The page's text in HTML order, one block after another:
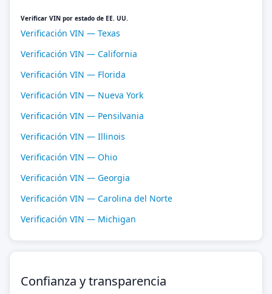
Verificar VIN por estado de EE. UU.
Verificación VIN — Texas
Verificación VIN — California
Verificación VIN — Florida
Verificación VIN — Nueva York
Verificación VIN — Pensilvania
Verificación VIN — Illinois
Verificación VIN — Ohio
Verificación VIN — Georgia
Verificación VIN — Carolina del Norte
Verificación VIN — Michigan
Confianza y transparencia